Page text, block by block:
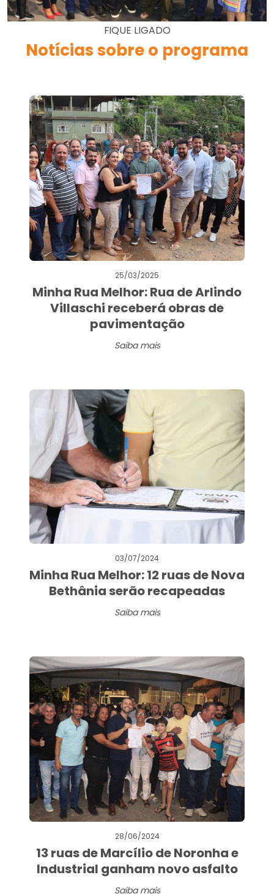
FIQUE LIGADO
Notícias sobre o programa
25/03/2025
Minha Rua Melhor: Rua de Arlindo
Villaschi receberá obras de
pavimentação
Saiba mais
03/07/2024
Minha Rua Melhor: 12 ruas de Nova
Bethânia serão recapeadas
Saiba mais
28/06/2024
13 ruas de Marcílio de Noronha e
Industrial ganham novo asfalto
Saiba mais